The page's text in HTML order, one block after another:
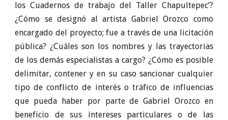
los Cuadernos de trabajo del Taller Chapultepec’?
¿Cómo se designó al artista Gabriel Orozco como
encargado del proyecto; fue a través de una licitación
pública? ¿Cuáles son los nombres y las trayectorias
de los demás especialistas a cargo? ¿Cómo es posible
delimitar, contener y en su caso sancionar cualquier
tipo de conflicto de interés o tráfico de influencias
que pueda haber por parte de Gabriel Orozco en
beneficio de sus intereses particulares o de las